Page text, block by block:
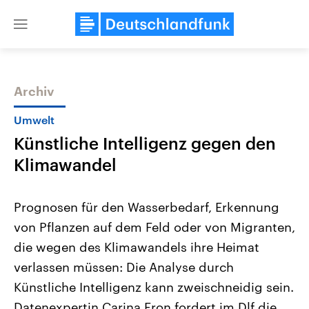
Close
Themen
Landtagswahl Sachsen-Anhalt
2026
Alle Informationen
Sachsen-Anhalt wählt am 6.
September 2026 einen neuen
Landtag. Seit 2021 wird das
Bundesland von einer Koalition aus
USA
Aktuelle Beiträge,
Hintergründe
Wirtschaftlich und
gehören die Vereinigten
den mächtigsten Ländern
mit großem Einfluss auf
Archiv
Umwelt
Künstliche Intelligenz gegen den
Klimawandel
Prognosen für den Wasserbedarf, Erkennung
von Pflanzen auf dem Feld oder von Migranten,
die wegen des Klimawandels ihre Heimat
verlassen müssen: Die Analyse durch
Künstliche Intelligenz kann zweischneidig sein.